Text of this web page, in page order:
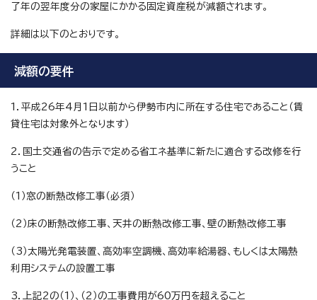
了年の翌年度分の家屋にかかる固定資産税が減額されます。
詳細は以下のとおりです。
減額の要件
1．平成26年4月1日以前から伊勢市内に所在する住宅であること（賃
貸住宅は対象外となります）
2．国土交通省の告示で定める省エネ基準に新たに適合する改修を行
うこと
（1）窓の断熱改修工事（必須）
（2）床の断熱改修工事、天井の断熱改修工事、壁の断熱改修工事
（3）太陽光発電装置、高効率空調機、高効率給湯器、もしくは太陽熱
利用システムの設置工事
3．上記2の（1）、（2）の工事費用が60万円を超えること